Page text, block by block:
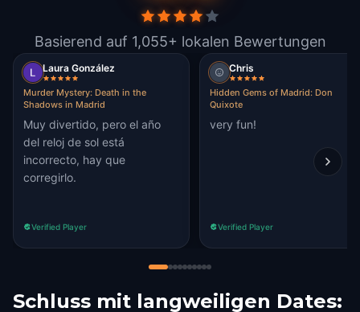
Basierend auf 1,055+ lokalen Bewertungen
Laura González
Murder Mystery: Death in the
Shadows in Madrid
Muy divertido, pero el año
del reloj de sol está
incorrecto, hay que
corregirlo.
Verified Player
Chris
Hidden Gems of Madrid: Don
Quixote
very fun!
Verified Player
Schluss mit langweiligen Dates: